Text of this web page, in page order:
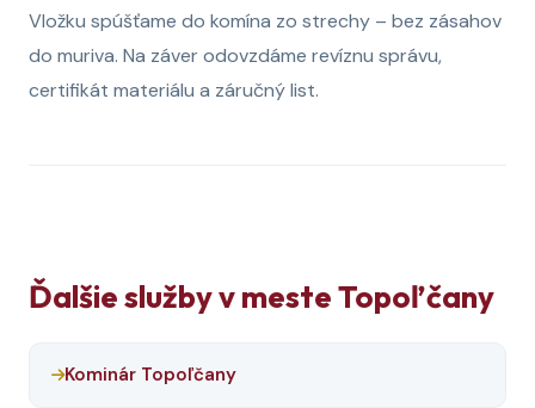
Vložku spúšťame do komína zo strechy – bez zásahov
do muriva. Na záver odovzdáme revíznu správu,
certifikát materiálu a záručný list.
Ďalšie služby v meste Topoľčany
Kominár Topoľčany